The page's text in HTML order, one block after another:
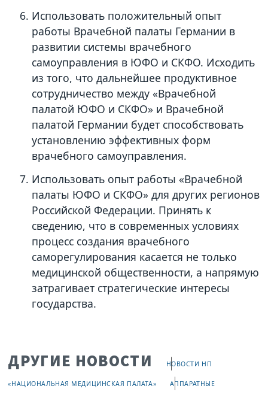
Использовать положительный опыт
работы Врачебной палаты Германии в
развитии системы врачебного
самоуправления в ЮФО и СКФО. Исходить
из того, что дальнейшее продуктивное
сотрудничество между «Врачебной
палатой ЮФО и СКФО» и Врачебной
палатой Германии будет способствовать
установлению эффективных форм
врачебного самоуправления.
Использовать опыт работы «Врачебной
палаты ЮФО и СКФО» для других регионов
Российской Федерации. Принять к
сведению, что в современных условиях
процесс создания врачебного
саморегулирования касается не только
медицинской общественности, а напрямую
затрагивает стратегические интересы
государства.
ДРУГИЕ НОВОСТИ НОВОСТИ НП
«НАЦИОНАЛЬНАЯ МЕДИЦИНСКАЯ ПАЛАТА» АППАРАТНЫЕ